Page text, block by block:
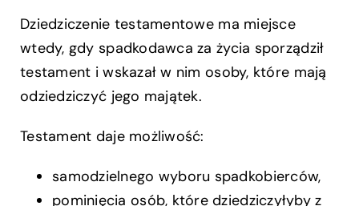
Dziedziczenie testamentowe ma miejsce
wtedy, gdy spadkodawca za życia sporządził
testament i wskazał w nim osoby, które mają
odziedziczyć jego majątek.
Testament daje możliwość:
samodzielnego wyboru spadkobierców,
pominięcia osób, które dziedziczyłyby z